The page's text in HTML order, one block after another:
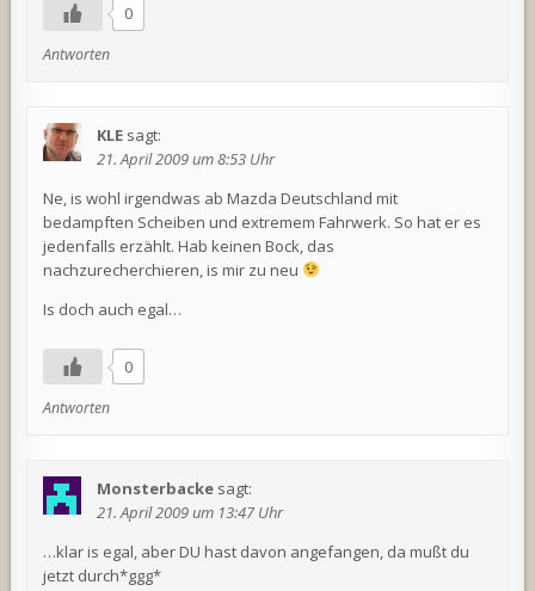
0
Antworten
KLE sagt:
21. April 2009 um 8:53 Uhr
Ne, is wohl irgendwas ab Mazda Deutschland mit
bedampften Scheiben und extremem Fahrwerk. So hat er es
jedenfalls erzählt. Hab keinen Bock, das
nachzurecherchieren, is mir zu neu
Is doch auch egal…
0
Antworten
Monsterbacke sagt:
21. April 2009 um 13:47 Uhr
…klar is egal, aber DU hast davon angefangen, da mußt du
jetzt durch*ggg*